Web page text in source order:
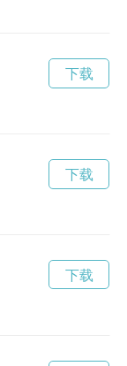
下载
下载
下载